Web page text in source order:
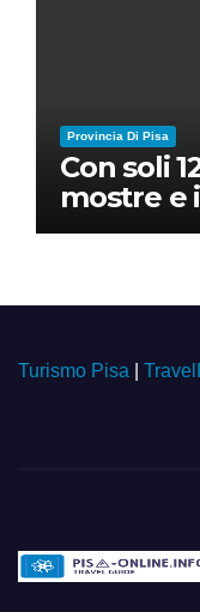
Provincia Di Pisa
Con soli
mostre e
Turismo Pisa